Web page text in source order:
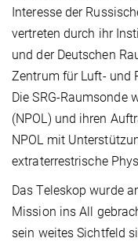
Interesse der
vertreten durch ihr
und der Deutschen
Zentrum für Luft- und
Die SRG-Raumsonde
(NPOL) und ihren
NPOL mit
extraterrestrische
Das Teleskop wurde
Mission ins All
sein weites Sichtfeld